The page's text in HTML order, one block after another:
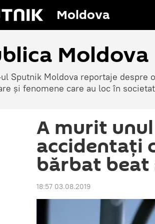
Moldova
Moldova
Sputnik Moldova reportaje despre
și fenomene care au loc în
A murit
accidentați
bărbat beat
18:57 03.08.2019